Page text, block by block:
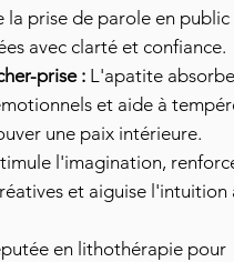
prise de parole en public
avec clarté et confiance.
prise : L'apatite
et aide à
une paix intérieure.
l'imagination,
et aiguise l'intuition
en lithothérapie pour